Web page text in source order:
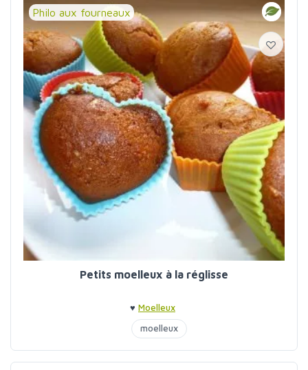
Philo aux fourneaux
Petits moelleux à la réglisse
♥ Moelleux
moelleux